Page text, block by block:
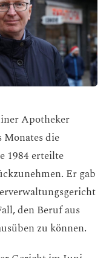
Apotheker
Monates die
1984 erteilte
Er gab
den Beruf aus
zu können.